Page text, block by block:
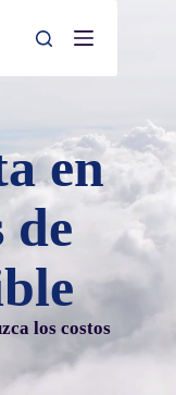
en
de
los costos